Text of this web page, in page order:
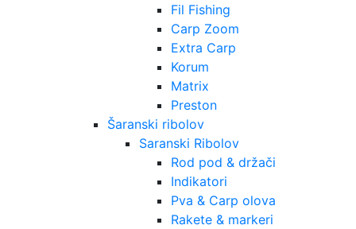
Fil Fishing
Carp Zoom
Extra Carp
Korum
Matrix
Preston
Šaranski ribolov
Saranski Ribolov
Rod pod & držači
Indikatori
Pva & Carp olova
Rakete & markeri